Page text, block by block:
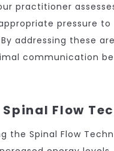
practitioner
pressure
addressing these
communication
Flow
the Spinal Flow